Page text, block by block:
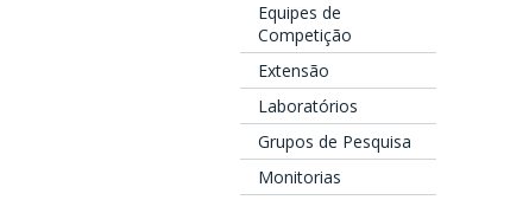
Equipes de
Competição
Extensão
Laboratórios
Grupos de Pesquisa
Monitorias